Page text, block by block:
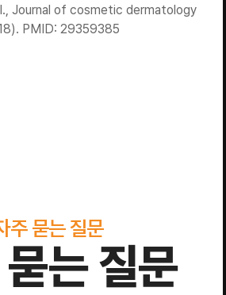
Journal of cosmetic dermatology
PMID: 29359385
주 묻는 질문
는 질문